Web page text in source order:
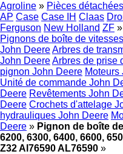
Agroline » Pièces détachées
AP Case Case IH Claas
Ferguson New Holland ZF »
Pignons de boîte de
John DeereArbres de
John DeereArbres de prise
pignon John Deere Moteurs
Unité de commande John
Deere Revêtements John
Deere Crochets d'attelage
hydrauliques John Deere
Deere » Pignon de boîte
6200, 6300, 6400, 6600,
Z32 Al76590 AL76590 »